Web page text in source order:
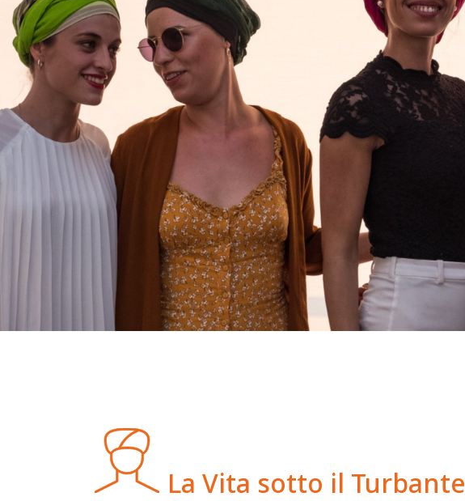
La Vita sotto il Turbante